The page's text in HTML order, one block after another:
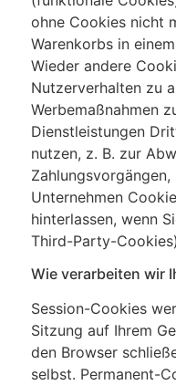
ohne Cookies nicht
Warenkorbs in
Wieder andere
Nutzerverhalten zu
Werbemaßnahmen
Dienstleistungen
nutzen, z. B. zur
Unternehmen
hinterlassen, wenn
Third-Party-
Wie verarbeiten wir
Session-Cookies
Sitzung auf Ihrem
den Browser
selbst. Permanent-